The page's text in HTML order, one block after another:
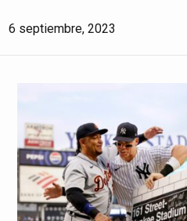
6 septiembre, 2023